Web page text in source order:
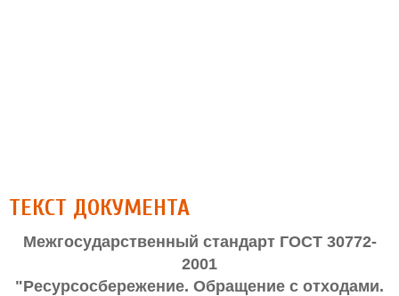
ТЕКСТ ДОКУМЕНТА
Межгосударственный стандарт ГОСТ 30772-
2001
"Ресурсосбережение. Обращение с отходами.